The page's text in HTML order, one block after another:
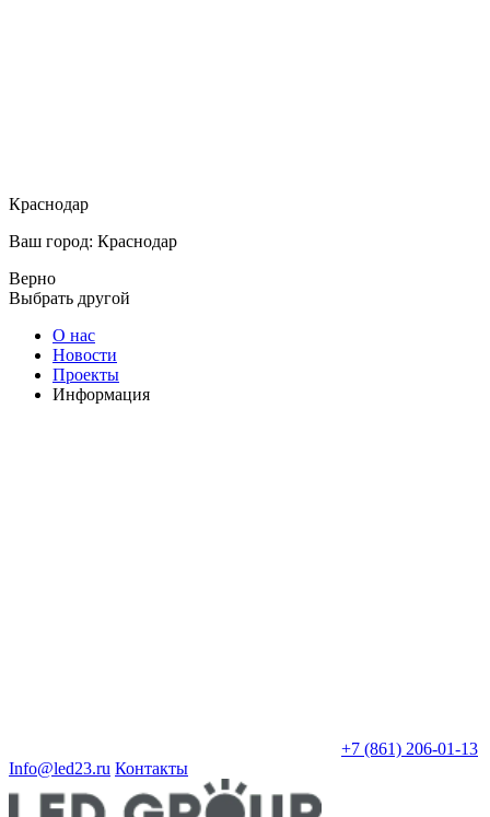
Краснодар
Ваш город: Краснодар
Верно
Выбрать другой
О нас
Новости
Проекты
Информация
+7 (861) 206-01-13
Info@led23.ru Контакты